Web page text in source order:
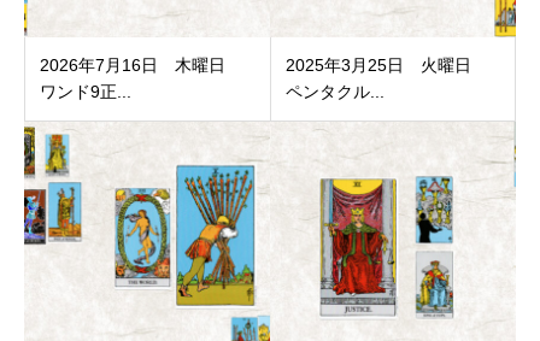
2026年7月16日 木曜日
ワンド9正...
2025年3月25日 火曜日
ペンタクル...